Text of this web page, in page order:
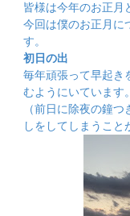
皆様は今年のお正月
今回は僕のお正月に
す。
初日の出
毎年頑張って早起き
むようにいています。
（前日に除夜の鐘
しをしてしまうこと